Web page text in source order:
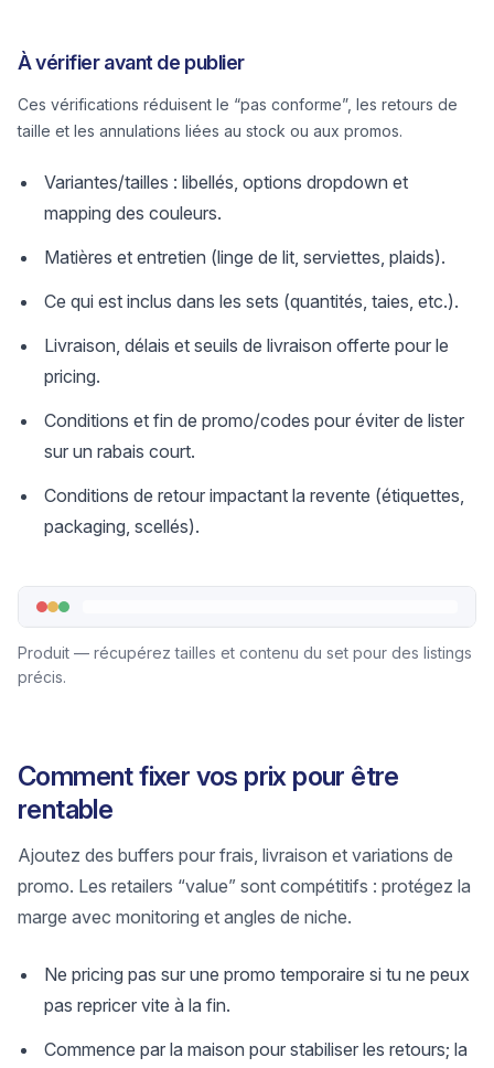
À vérifier avant de publier
Ces vérifications réduisent le “pas conforme”, les retours de
taille et les annulations liées au stock ou aux promos.
Variantes/tailles : libellés, options dropdown et
mapping des couleurs.
Matières et entretien (linge de lit, serviettes, plaids).
Ce qui est inclus dans les sets (quantités, taies, etc.).
Livraison, délais et seuils de livraison offerte pour le
pricing.
Conditions et fin de promo/codes pour éviter de lister
sur un rabais court.
Conditions de retour impactant la revente (étiquettes,
packaging, scellés).
Produit — récupérez tailles et contenu du set pour des listings
précis.
Comment fixer vos prix pour être
rentable
Ajoutez des buffers pour frais, livraison et variations de
promo. Les retailers “value” sont compétitifs : protégez la
marge avec monitoring et angles de niche.
Ne pricing pas sur une promo temporaire si tu ne peux
pas repricer vite à la fin.
Commence par la maison pour stabiliser les retours; la